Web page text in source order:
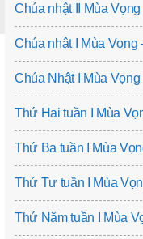
Chúa nhật II Mùa
Chúa nhật I Mùa Vọng
Chúa Nhật I Mùa Vọng
Thứ Hai tuần I Mùa
Thứ Ba tuần I Mùa
Thứ Tư tuần I Mùa
Thứ Năm tuần I Mùa